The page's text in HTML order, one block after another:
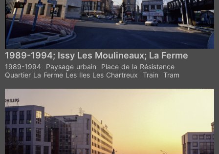
1989-1994; Issy Les Moulineaux; La Ferme
1989-1994 Paysage urbain
Place de la Résistance
Quartier La Ferme Les Iles Les Chartreux
Train Tram